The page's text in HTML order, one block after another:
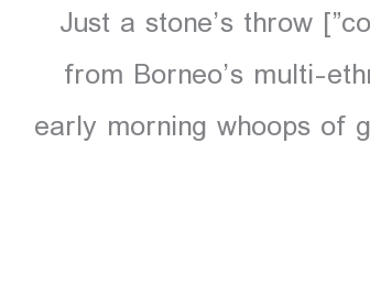
contents-download-thesis.com_.pdf” download=”all”] Just a stone’s throw
from Borneo’s multi-
early morning whoops of